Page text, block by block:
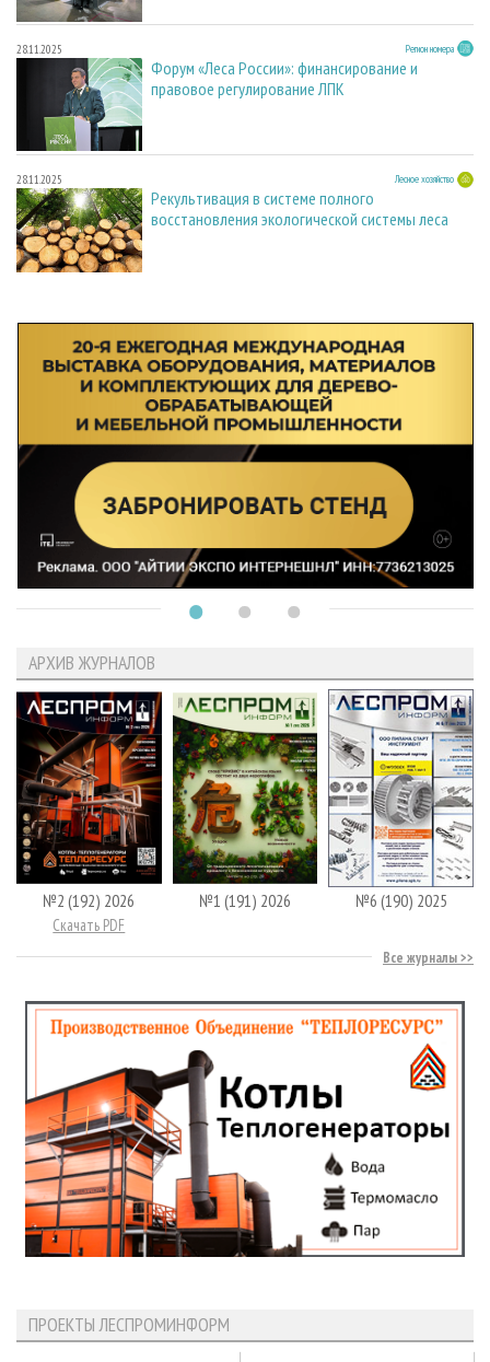
28.11.2025 Регион номера
Форум «Леса России»: финансирование и
правовое регулирование ЛПК
28.11.2025 Лесное хозяйство
Рекультивация в системе полного
восстановления экологической системы леса
АРХИВ ЖУРНАЛОВ
№2 (192) 2026
Скачать PDF
№1 (191) 2026 №6 (190) 2025
Все журналы
ПРОЕКТЫ ЛЕСПРОМИНФОРМ